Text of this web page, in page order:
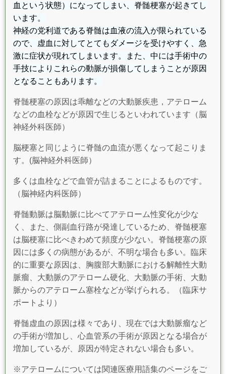
血という状態）になってしまい、脊髄梗塞が起きてし
います。
神経の党利道である脊髄は血液の流入が限られている
ので、虚血に対してとてもダメージを受けやすく、急
激に症状が現れてしまいます。
また、中には手術中の
手技によりこれらの動脈が損傷してしまうことが原因
となることもあります。
脊髄梗塞の原因は乖離などの大動脈疾患，アテローム
などの血栓などが原因で生じるといわれています（脳
神経外科医師）
脳梗塞と同じように脊髄の血流が悪くなって起こりま
す。(脳神経外科医師）
多くは血栓などで血管が詰まることによるものです。
（脳神経内科医師）
脊髄動脈は脳動脈に比べてアテローム性変化が少な
く、また、側副血行路が発達しているため、脊髄梗塞
は脳梗塞に比べきわめて頻度が少ない。脊髄梗塞の原
因には多くの病態があるが、不明な場合も多い。臨床
的に重要な原因は、胸腹部大動脈における解離性大動
脈瘤、大動脈のアテローム硬化、大動脈の手術、大動
脈からのアテローム塞栓などが挙げられる。（臨床サ
ポートより）
脊髄虚血の原因は様々であり、現在では大動脈瘤など
の手術が増加し、心血管系の手術が原因となる場合が
増加しているが、原因が特定されない場合も多い。
※アテロームについては関連医療用語集のページをご